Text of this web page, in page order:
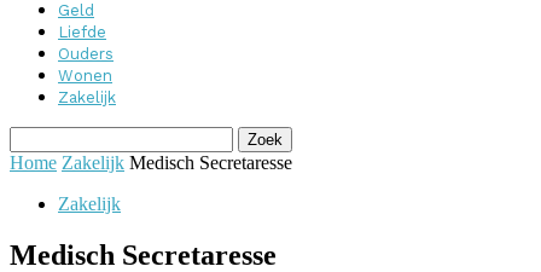
Geld
Liefde
Ouders
Wonen
Zakelijk
Home Zakelijk Medisch Secretaresse
Zakelijk
Medisch Secretaresse